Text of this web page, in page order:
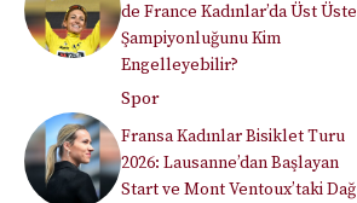
de France Kadınlar’da Üst Üste
Şampiyonluğunu Kim
Engelleyebilir?
Spor
Fransa Kadınlar Bisiklet Turu
2026: Lausanne’dan Başlayan
Start ve Mont Ventoux’taki Dağ